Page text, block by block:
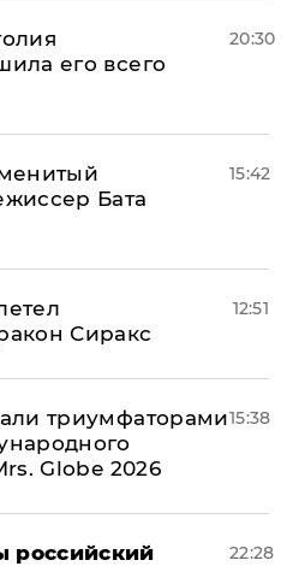
его всего
20:30
Бата
15:42
Сиракс
12:51
триумфаторами
Globe 2026
15:38
22:28